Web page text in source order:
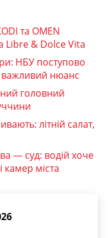
та OMEN
Libre & Dolce Vita
НБУ поступово
важливий нюанс
головний
літній салат,
— суд: водій хоче
камер міста